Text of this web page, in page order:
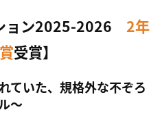
ョン2025-2026 2年
受賞】
ていた、規格外な不ぞろ
～